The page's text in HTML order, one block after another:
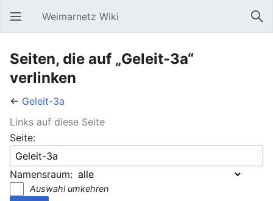
Hauptmenü öffnen Weimarnetz Wiki
Seiten, die auf „Geleit-3a“
verlinken
← Geleit-3a
Links auf diese Seite
Seite:
Namensraum:
Auswahl umkehren